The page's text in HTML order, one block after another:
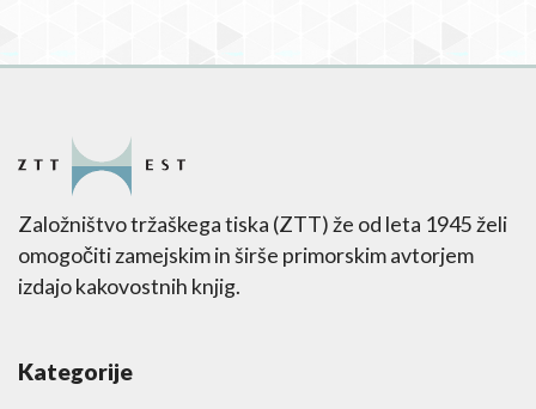
Založništvo tržaškega tiska (ZTT) že od leta 1945 želi
omogočiti zamejskim in širše primorskim avtorjem
izdajo kakovostnih knjig.
Kategorije